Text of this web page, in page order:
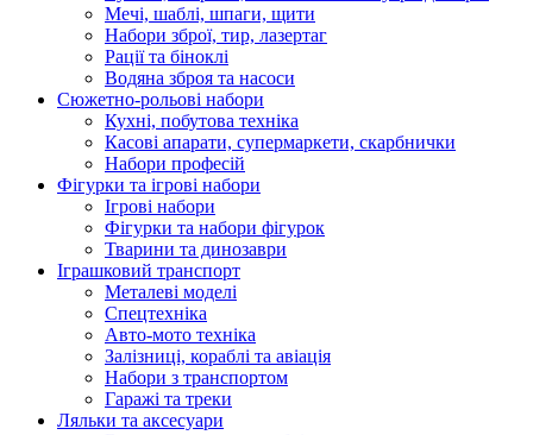
Мечі, шаблі, шпаги, щити
Набори зброї, тир, лазертаг
Рації та біноклі
Водяна зброя та насоси
Сюжетно-рольові набори
Кухні, побутова техніка
Касові апарати, супермаркети, скарбнички
Набори професій
Фігурки та ігрові набори
Ігрові набори
Фігурки та набори фігурок
Тварини та динозаври
Іграшковий транспорт
Металеві моделі
Спецтехніка
Авто-мото техніка
Залізниці, кораблі та авіація
Набори з транспортом
Гаражі та треки
Ляльки та аксесуари